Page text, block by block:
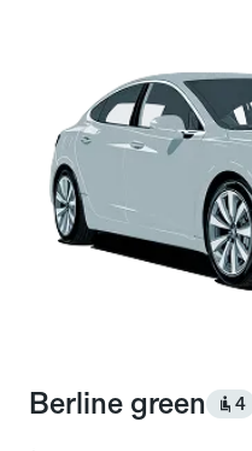
Berline green 4